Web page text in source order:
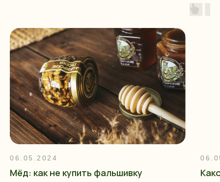
06.05.2024
Мёд: как не купить фальшивку